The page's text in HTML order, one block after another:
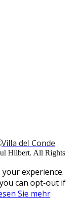
Hilbert. All Rights
experience.
can opt-out if
Sie mehr